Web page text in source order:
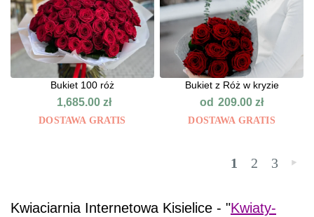
Bukiet 100 róż
1,685.00zł
DOSTAWA GRATIS
Bukiet z Róż w kryzie
od 209.00zł
DOSTAWA GRATIS
1 2 3 »
Kwiaciarnia Internetowa Kisielice - "Kwiaty-